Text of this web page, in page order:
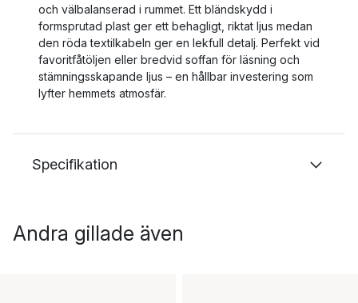
och välbalanserad i rummet. Ett bländskydd i
formsprutad plast ger ett behagligt, riktat ljus medan
den röda textilkabeln ger en lekfull detalj. Perfekt vid
favoritfåtöljen eller bredvid soffan för läsning och
stämningsskapande ljus – en hållbar investering som
lyfter hemmets atmosfär.
Specifikation
Andra gillade även